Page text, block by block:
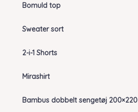
Bomuld top
Sweater sort
2-i-1 Shorts
Mirashirt
Bambus dobbelt sengetøj 200×220